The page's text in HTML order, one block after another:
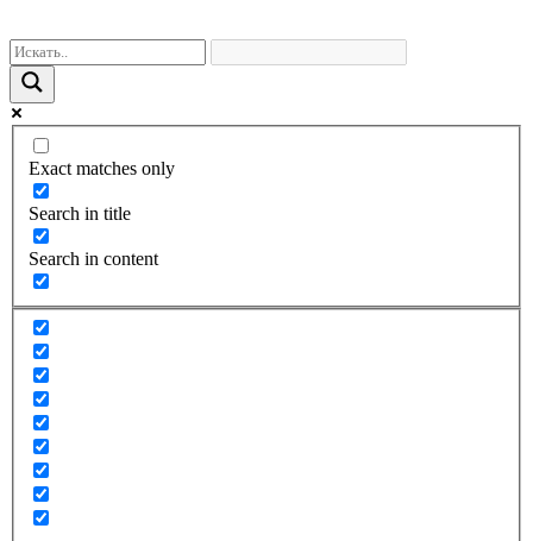
Exact matches only
Search in title
Search in content